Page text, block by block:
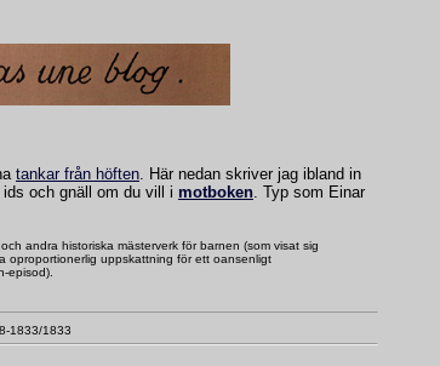
tankar från höften. Här nedan skriver jag ibland in
och gnäll om du vill i motboken. Typ som Einar
andra historiska mästerverk för barnen (som visat sig
oproportionerlig uppskattning för ett oansenligt
episod).
1833/1833